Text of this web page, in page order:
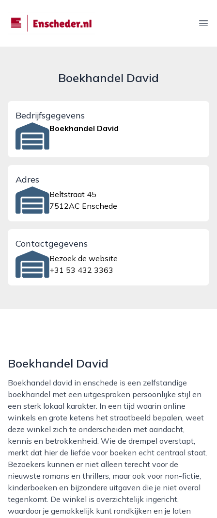
enscheder.nl
Boekhandel David
Bedrijfsgegevens
Boekhandel David
Adres
Beltstraat 45
7512AC Enschede
Contactgegevens
Bezoek de website
+31 53 432 3363
Boekhandel David
Boekhandel david in enschede is een zelfstandige
boekhandel met een uitgesproken persoonlijke stijl en
een sterk lokaal karakter. In een tijd waarin online
winkels en grote ketens het straatbeeld bepalen, weet
deze winkel zich te onderscheiden met aandacht,
kennis en betrokkenheid. Wie de drempel overstapt,
merkt dat hier de liefde voor boeken echt centraal staat.
Bezoekers kunnen er niet alleen terecht voor de
nieuwste romans en thrillers, maar ook voor non-fictie,
kinderboeken en bijzondere uitgaven die je niet overal
tegenkomt. De winkel is overzichtelijk ingericht,
waardoor je gemakkelijk kunt rondkijken en je laten